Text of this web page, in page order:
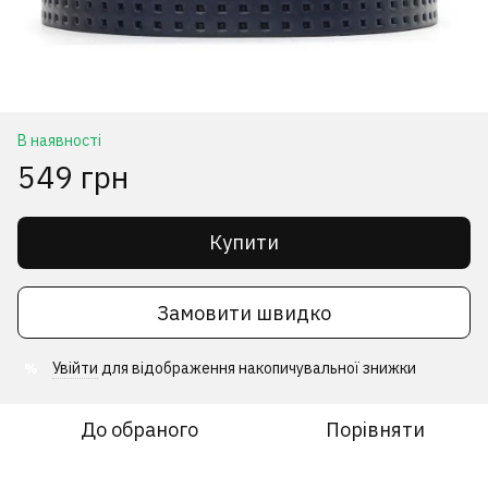
В наявності
549 грн
Купити
Замовити швидко
Увійти для відображення накопичувальної знижки
До обраного Порівняти